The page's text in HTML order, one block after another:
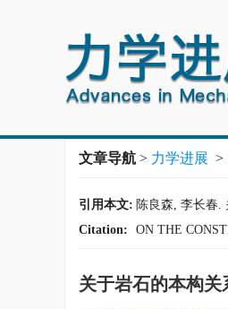
文章导航 > 力学进展 >
引用本文: 陈良森, 李长春.
Citation:
ON THE
关于岩石的本构关